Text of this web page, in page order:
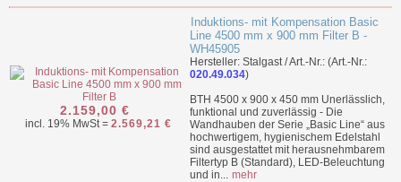
2.159,00 €
incl. 19% MwSt = 2.569,21 €
Induktions- mit Kompensation Basic
Line 4500 mm x 900 mm Filter B -
WH45905
Hersteller: Stalgast / Art.-Nr.: (Art.-Nr.:
020.49.034)
BTH 4500 x 900 x 450 mm Unerlässlich,
funktional und zuverlässig - Die
Wandhauben der Serie „Basic Line“ aus
hochwertigem, hygienischem Edelstahl
sind ausgestattet mit herausnehmbarem
Filtertyp B (Standard), LED-Beleuchtung
und in... mehr